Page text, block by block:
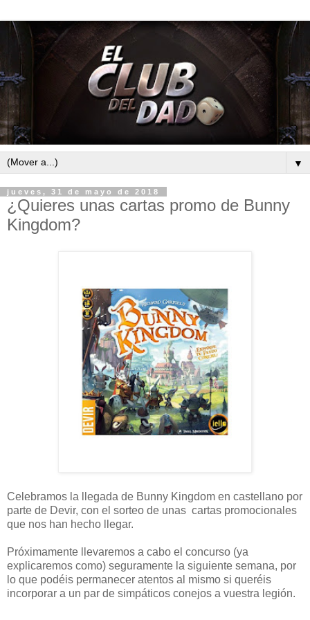
▼
jueves, 31 de mayo de 2018
¿Quieres unas cartas promo de Bunny
Kingdom?
Celebramos la llegada de Bunny Kingdom en castellano por
parte de Devir, con el sorteo de unas cartas promocionales
que nos han hecho llegar.
Próximamente llevaremos a cabo el concurso (ya
explicaremos como) seguramente la siguiente semana, por
lo que podéis permanecer atentos al mismo si queréis
incorporar a un par de simpáticos conejos a vuestra legión.